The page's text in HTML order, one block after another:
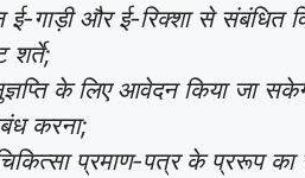
गाड़ी और ई-रिक्शा से संबंधित
शर्ते;
के लिए आवेदन किया जा
करना;
प्रमाण-पत्र के प्ररूप